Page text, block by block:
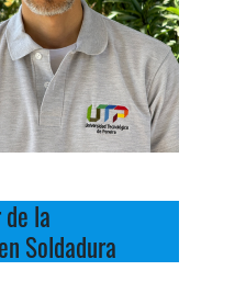
la
Soldadura